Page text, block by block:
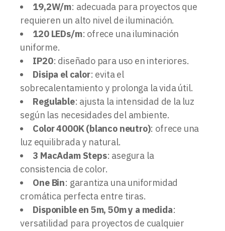
19,2W/m: adecuada para proyectos que
requieren un alto nivel de iluminación.
120 LEDs/m: ofrece una iluminación
uniforme.
IP20: diseñado para uso en interiores.
Disipa el calor: evita el
sobrecalentamiento y prolonga la vida útil.
Regulable: ajusta la intensidad de la luz
según las necesidades del ambiente.
Color 4000K (blanco neutro): ofrece una
luz equilibrada y natural.
3 MacAdam Steps: asegura la
consistencia de color.
One Bin: garantiza una uniformidad
cromática perfecta entre tiras.
Disponible en 5m, 50m y a medida:
versatilidad para proyectos de cualquier